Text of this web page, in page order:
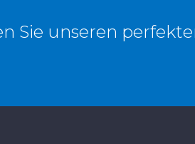
Sie unseren